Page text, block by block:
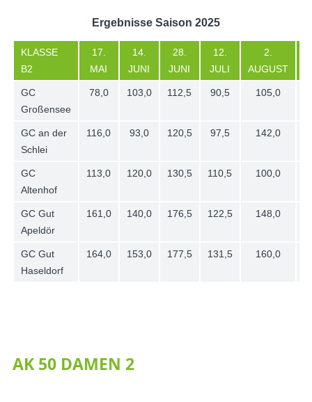
Ergebnisse Saison 2025
KLASSE
B2
17.
MAI
14.
JUNI
28.
JUNI
12.
JULI
2.
AUGUST
GC
Großensee
78,0 103,0 112,5 90,5 105,0
GC an der
Schlei
116,0 93,0 120,5 97,5 142,0
GC
Altenhof
113,0 120,0 130,5 110,5 100,0
GC Gut
Apeldör
161,0 140,0 176,5 122,5 148,0
GC Gut
Haseldorf
164,0 153,0 177,5 131,5 160,0
AK 50 DAMEN 2